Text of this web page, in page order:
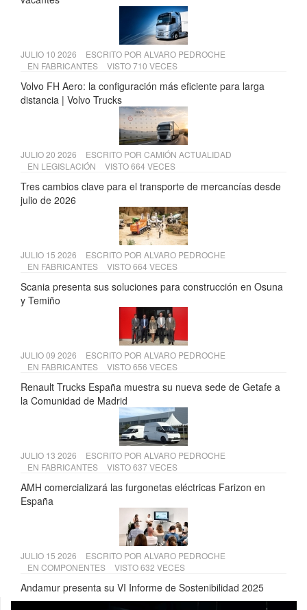
JULIO 10 2026 ESCRITO POR ALVARO PEDROCHE
EN FABRICANTES VISTO 710 VECES
Volvo FH Aero: la configuración más eficiente para larga
distancia | Volvo Trucks
JULIO 20 2026 ESCRITO POR CAMIÓN ACTUALIDAD
EN LEGISLACIÓN VISTO 664 VECES
Tres cambios clave para el transporte de mercancías desde
julio de 2026
JULIO 15 2026 ESCRITO POR ALVARO PEDROCHE
EN FABRICANTES VISTO 664 VECES
Scania presenta sus soluciones para construcción en Osuna
y Temiño
JULIO 09 2026 ESCRITO POR ALVARO PEDROCHE
EN FABRICANTES VISTO 656 VECES
Renault Trucks España muestra su nueva sede de Getafe a
la Comunidad de Madrid
JULIO 13 2026 ESCRITO POR ALVARO PEDROCHE
EN FABRICANTES VISTO 637 VECES
AMH comercializará las furgonetas eléctricas Farizon en
España
JULIO 15 2026 ESCRITO POR ALVARO PEDROCHE
EN COMPONENTES VISTO 632 VECES
Andamur presenta su VI Informe de Sostenibilidad 2025